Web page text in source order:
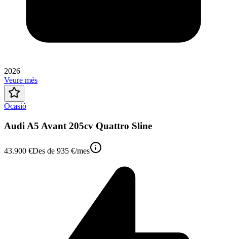
2026
Veure més
Ocasió
Audi A5 Avant 205cv Quattro Sline
43.900 €Des de 935 €/mes